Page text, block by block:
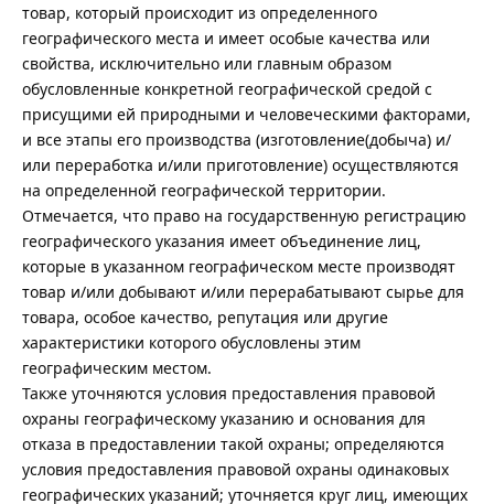
товар, который происходит из определенного
географического места и имеет особые качества или
свойства, исключительно или главным образом
обусловленные конкретной географической средой с
присущими ей природными и человеческими факторами,
и все этапы его производства (изготовление(добыча) и/
или переработка и/или приготовление) осуществляются
на определенной географической территории.
Отмечается, что право на государственную регистрацию
географического указания имеет объединение лиц,
которые в указанном географическом месте производят
товар и/или добывают и/или перерабатывают сырье для
товара, особое качество, репутация или другие
характеристики которого обусловлены этим
географическим местом.
Также уточняются условия предоставления правовой
охраны географическому указанию и основания для
отказа в предоставлении такой охраны; определяются
условия предоставления правовой охраны одинаковых
географических указаний; уточняется круг лиц, имеющих